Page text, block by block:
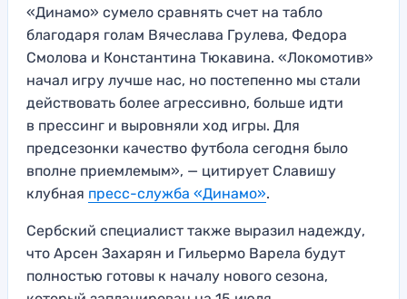
«Динамо» сумело сравнять счет на табло
благодаря голам Вячеслава Грулева, Федора
Смолова и Константина Тюкавина. «Локомотив»
начал игру лучше нас, но постепенно мы стали
действовать более агрессивно, больше идти
в прессинг и выровняли ход игры. Для
предсезонки качество футбола сегодня было
вполне приемлемым», — цитирует Славишу
клубная пресс-служба «Динамо».
Сербский специалист также выразил надежду,
что Арсен Захарян и Гильермо Варела будут
полностью готовы к началу нового сезона,